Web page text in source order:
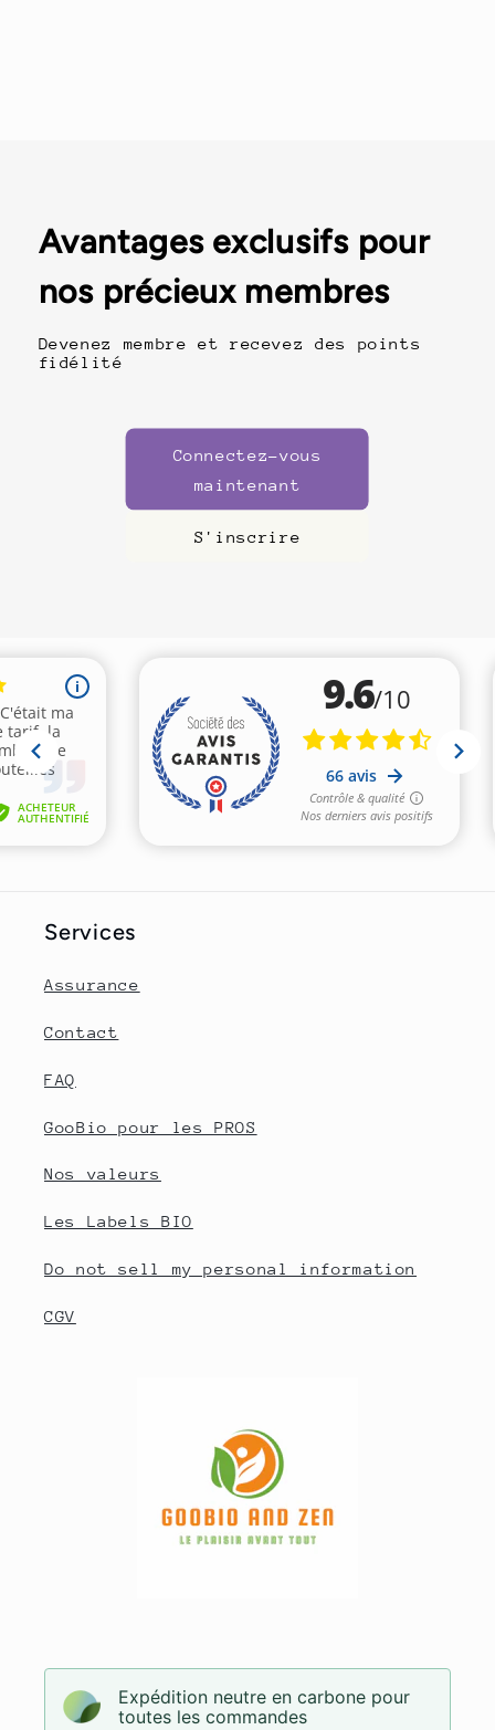
Avantages exclusifs pour
nos précieux membres
Devenez membre et recevez des points
fidélité
Connectez-vous
maintenant
S'inscrire
Services
Assurance
Contact
FAQ
GooBio pour les PROS
Nos valeurs
Les Labels BIO
Do not sell my personal information
CGV
Expédition neutre en carbone pour
toutes les commandes